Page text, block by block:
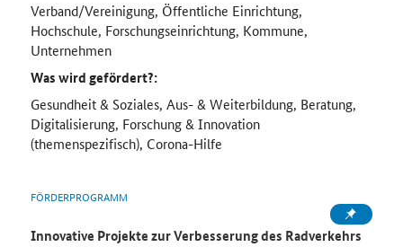
Verband/Vereinigung, Öffentliche Einrichtung,
Hochschule, Forschungseinrichtung, Kommune,
Unternehmen
Was wird gefördert?:
Gesundheit & Soziales, Aus- & Weiterbildung, Beratung,
Digitalisierung, Forschung & Innovation
(themenspezifisch), Corona-Hilfe
FÖRDERPROGRAMM
Innovative Projekte zur Verbesserung des Radverkehrs